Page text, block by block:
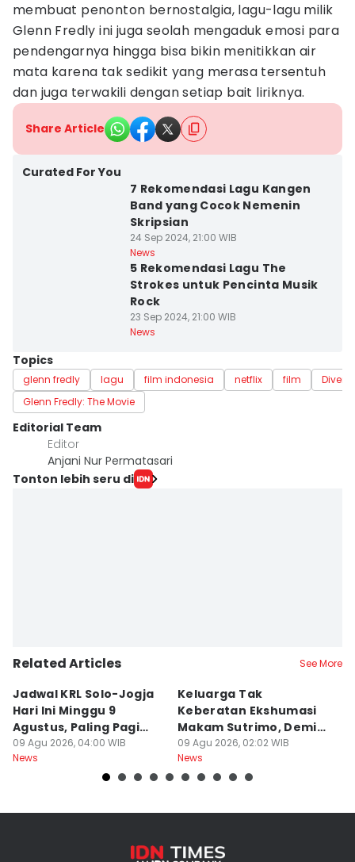
membuat penonton bernostalgia, lagu-lagu milik
Glenn Fredly ini juga seolah mengaduk emosi para
pendengarnya hingga bisa bikin menitikkan air
mata karena tak sedikit yang merasa tersentuh
dan juga terwakili dengan setiap bait liriknya.
Share Article
Curated For You
7 Rekomendasi Lagu Kangen
Band yang Cocok Nemenin
Skripsian
24 Sep 2024, 21:00 WIB
News
5 Rekomendasi Lagu The
Strokes untuk Pencinta Musik
Rock
23 Sep 2024, 21:00 WIB
News
Topics
glenn fredly lagu film indonesia netflix film
Divert
Glenn Fredly: The Movie
Editorial Team
Editor
Anjani Nur Permatasari
Tonton lebih seru di
Related Articles See More
Jadwal KRL Solo-Jogja
Hari Ini Minggu 9
Agustus, Paling Pagi
Berangkat Pukul 05.00
09 Agu 2026, 04:00 WIB
News
Keluarga Tak
Keberatan Ekshumasi
Makam Sutrimo, Demi
Usut Kematian
Almarhum
09 Agu 2026, 02:02 WIB
News